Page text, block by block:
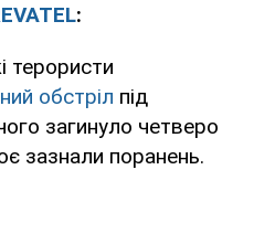
:
терористи
обстріл під
загинуло четверо
зазнали поранень.